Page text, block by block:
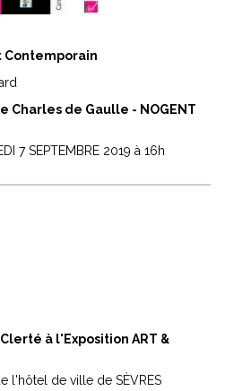
Contemporain
Charles de Gaulle - NOGENT
7 SEPTEMBRE 2019 à 16h
à l'Exposition ART &
l'hôtel de ville de SÈVRES